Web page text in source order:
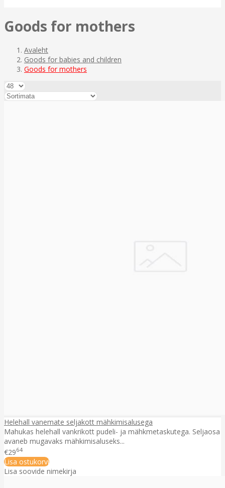
Goods for mothers
Avaleht
Goods for babies and children
Goods for mothers
Helehall vanemate seljakott mähkimisalusega
Mahukas helehall vankrikott pudeli- ja mähkmetaskutega. Seljaosa
avaneb mugavaks mähkimisaluseks...
€2964
Lisa ostukorvi
Lisa soovide nimekirja